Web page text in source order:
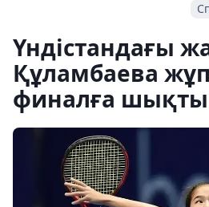
Үндістандағы
Құламбаева
финалға шықты